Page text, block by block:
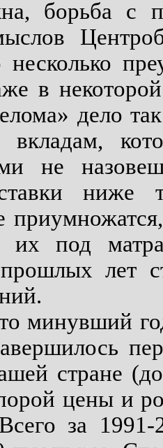
борьба с
несколько
в
дело
не
их под
лет
минувший
стране
цены и
за